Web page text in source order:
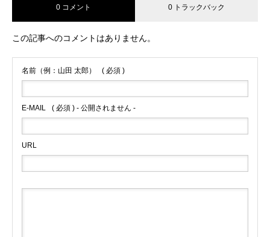
0 コメント 0 トラックバック
この記事へのコメントはありません。
名前（例：山田 太郎） ( 必須 )
E-MAIL ( 必須 ) - 公開されません -
URL